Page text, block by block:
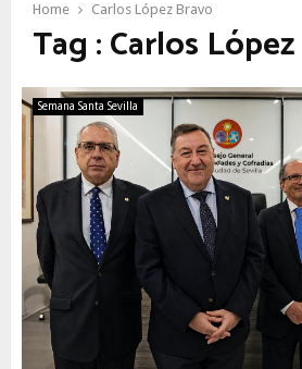
Home Carlos López Bravo
Tag : Carlos
Semana Santa Sevilla